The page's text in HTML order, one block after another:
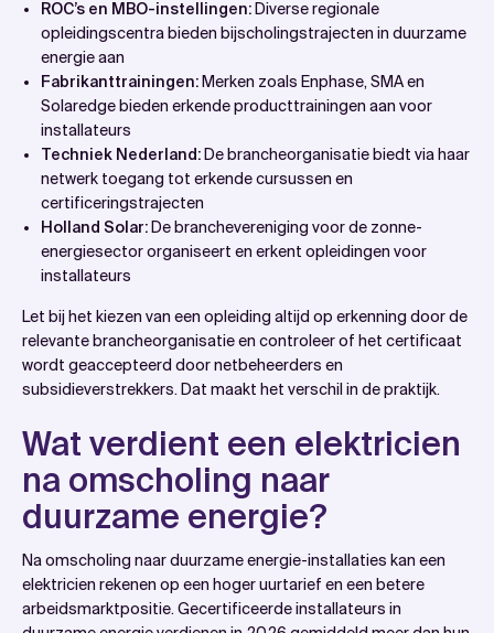
ROC’s en MBO-instellingen: Diverse regionale
opleidingscentra bieden bijscholingstrajecten in duurzame
energie aan
Fabrikanttrainingen: Merken zoals Enphase, SMA en
Solaredge bieden erkende producttrainingen aan voor
installateurs
Techniek Nederland: De brancheorganisatie biedt via haar
netwerk toegang tot erkende cursussen en
certificeringstrajecten
Holland Solar: De branchevereniging voor de zonne-
energiesector organiseert en erkent opleidingen voor
installateurs
Let bij het kiezen van een opleiding altijd op erkenning door de
relevante brancheorganisatie en controleer of het certificaat
wordt geaccepteerd door netbeheerders en
subsidieverstrekkers. Dat maakt het verschil in de praktijk.
Wat verdient een elektricien
na omscholing naar
duurzame energie?
Na omscholing naar duurzame energie-installaties kan een
elektricien rekenen op een hoger uurtarief en een betere
arbeidsmarktpositie. Gecertificeerde installateurs in